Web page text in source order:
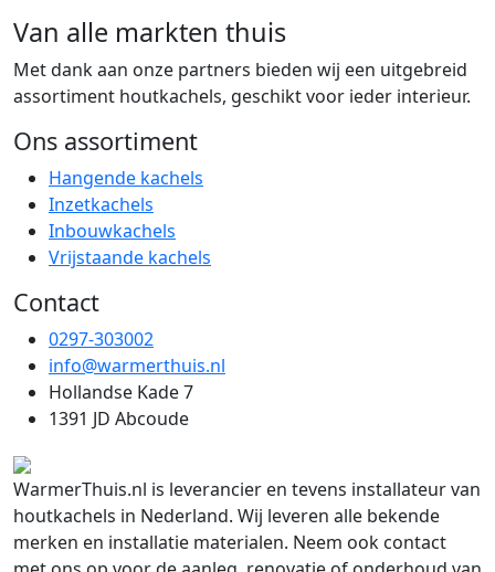
Van alle markten thuis
Met dank aan onze partners bieden wij een uitgebreid
assortiment houtkachels, geschikt voor ieder interieur.
Ons assortiment
Hangende kachels
Inzetkachels
Inbouwkachels
Vrijstaande kachels
Contact
0297-303002
info@warmerthuis.nl
Hollandse Kade 7
1391 JD Abcoude
WarmerThuis.nl is leverancier en tevens installateur van
houtkachels in Nederland. Wij leveren alle bekende
merken en installatie materialen. Neem ook contact